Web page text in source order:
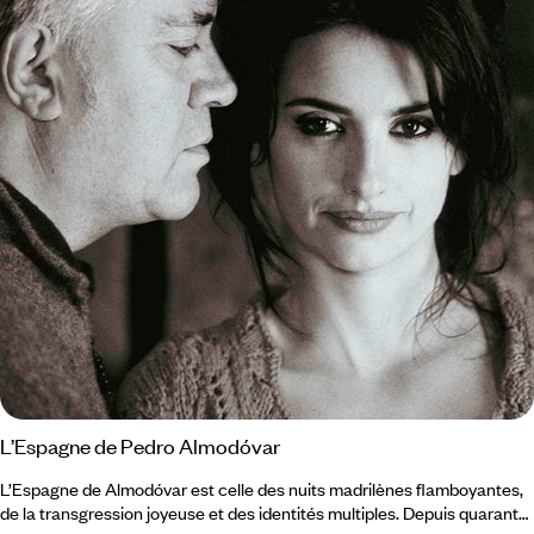
L’Espagne de Pedro Almodóvar
L’Espagne de Almodóvar est celle des nuits madrilènes flamboyantes,
de la transgression joyeuse et des identités multiples. Depuis quarante